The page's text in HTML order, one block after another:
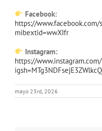
Facebook:
https://www.facebook.com/
mibextid=wwXIfr
Instagram:
https://
mayo 23rd, 2026